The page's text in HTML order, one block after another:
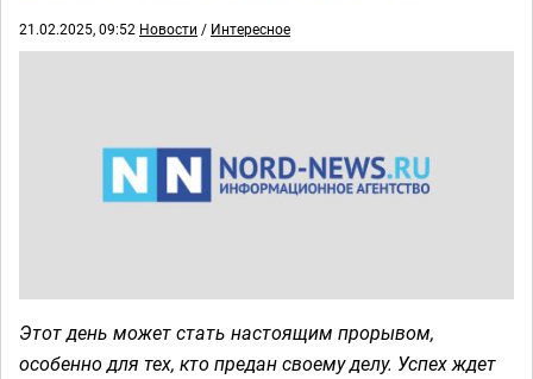
21.02.2025, 09:52 Новости / Интересное
Этот день может стать настоящим прорывом,
особенно для тех, кто предан своему делу. Успех ждет